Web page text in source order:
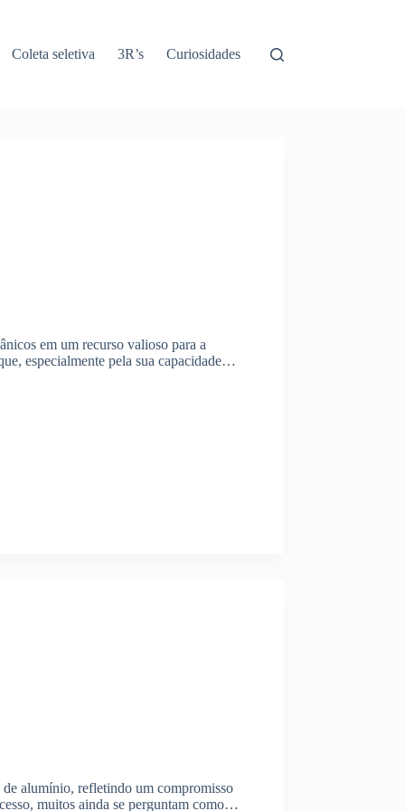
Coleta seletiva 3R’s Curiosidades
em um recurso valioso para a
especialmente pela sua capacidade…
alumínio, refletindo um compromisso
muitos ainda se perguntam como…